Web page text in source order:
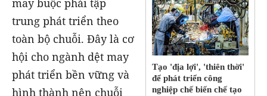
Tạo 'địa lợi', 'thiên thời'
để phát triển công
nghiệp chế biến chế tạo
trung phát triển theo
toàn bộ chuỗi. Đây là cơ
hội cho ngành dệt may
phát triển bền vững và
hình thành nên chuỗi